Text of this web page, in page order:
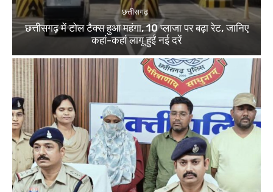
छत्तीसगढ़
छत्तीसगढ़ में टोल टैक्स हुआ महंगा, 10 प्लाजा पर बढ़ा रेट, जानिए
कहां-कहां लागू हुईं नई दरें